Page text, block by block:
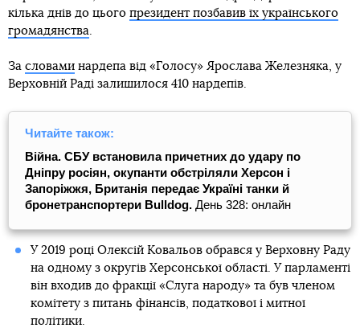
кілька днів до цього президент позбавив їх українського
громадянства.
За словами нардепа від «Голосу» Ярослава Железняка, у
Верховній Раді залишилося 410 нардепів.
Читайте також:
Війна. СБУ встановила причетних до удару по
Дніпру росіян, окупанти обстріляли Херсон і
Запоріжжя, Британія передає Україні танки й
бронетранспортери Bulldog. День 328: онлайн
У 2019 році Олексій Ковальов обрався у Верховну Раду
на одному з округів Херсонської області. У парламенті
він входив до фракції «Слуга народу» та був членом
комітету з питань фінансів, податкової і митної
політики.